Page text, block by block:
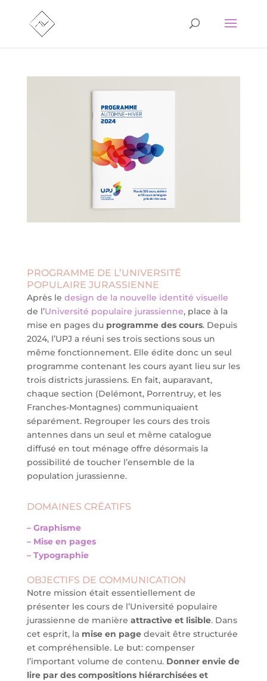
PROGRAMME DE L’UNIVERSITÉ
POPULAIRE JURASSIENNE
Après le design de la nouvelle identité visuelle
de l’Université populaire jurassienne, place à la
mise en pages du programme des cours. Depuis
2024, l’UPJ a réuni ses trois sections sous un
même fonctionnement. Elle édite donc un seul
programme contenant les cours ayant lieu sur les
trois districts jurassiens. En fait, auparavant,
chaque section (Delémont, Porrentruy, et les
Franches-Montagnes) communiquaient
séparément. Regrouper les cours des trois
antennes dans un seul et même catalogue
diffusé en tout ménage offre désormais la
possibilité de toucher l’ensemble de la
population jurassienne.
DOMAINES CRÉATIFS
– Graphisme
– Mise en pages
– Typographie
OBJECTIFS DE COMMUNICATION
Notre mission était essentiellement de
présenter les cours de l’Université populaire
jurassienne de manière attractive et lisible. Dans
cet esprit, la mise en pagedevait être structurée
et compréhensible. Le but: compenser
l’important volume de contenu. Donner envie de
lire par des compositions hiérarchisées et